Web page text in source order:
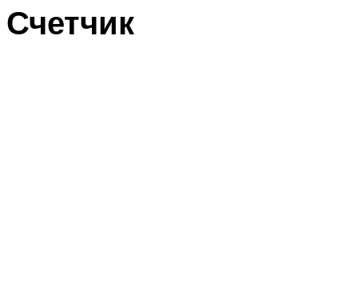
Счетчик